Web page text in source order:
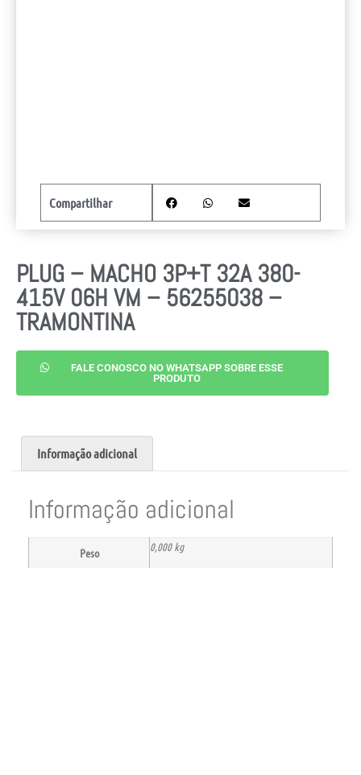
PLUG – MACHO 3P+T 32A 380-
415V 06H VM – 56255038 –
TRAMONTINA
FALE CONOSCO NO WHATSAPP SOBRE ESSE
PRODUTO
Compartilhar
Informação adicional
Informação adicional
Peso 0,000 kg